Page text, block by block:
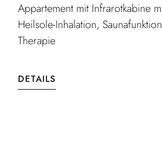
Appartement mit Infrarotkabine
Heilsole-Inhalation,
Therapie
DETAILS